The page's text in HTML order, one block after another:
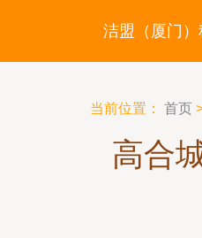
洁盟（厦门）
当前位置： 首页
高合